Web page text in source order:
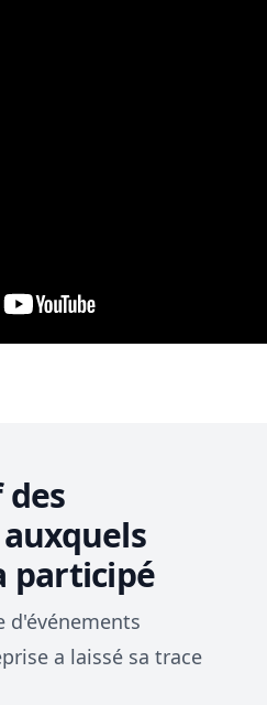
participé
d'événements
a laissé sa trace